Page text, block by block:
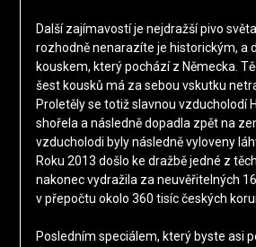
Další zajímavostí je nejdražší pivo
rozhodně nenarazíte je historickým, a
kouskem, který pochází z Německa.
šest kousků má za sebou vskutku
Proletěly se totiž slavnou vzducholodí
shořela a následně dopadla zpět na
vzducholodi byly následně vyloveny
Roku 2013 došlo ke dražbě jedné z
nakonec vydražila za neuvěřitelných
v přepočtu okolo 360 tisíc českých
Posledním speciálem, který byste asi